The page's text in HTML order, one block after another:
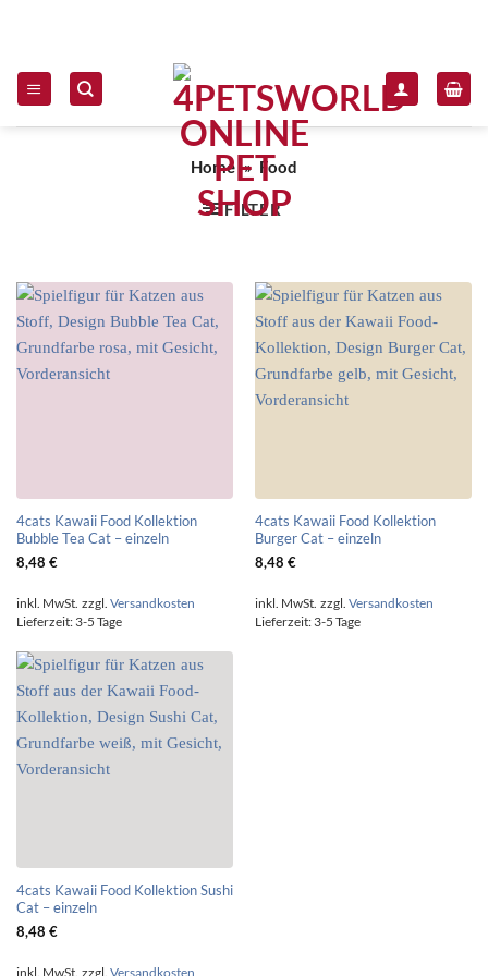
Home » Food
FILTER
4cats Kawaii Food Kollektion
Bubble Tea Cat – einzeln
8,48 €
inkl. MwSt. zzgl. Versandkosten
Lieferzeit: 3-5 Tage
4cats Kawaii Food Kollektion
Burger Cat – einzeln
8,48 €
inkl. MwSt. zzgl. Versandkosten
Lieferzeit: 3-5 Tage
4cats Kawaii Food Kollektion Sushi
Cat – einzeln
8,48 €
inkl. MwSt. zzgl. Versandkosten